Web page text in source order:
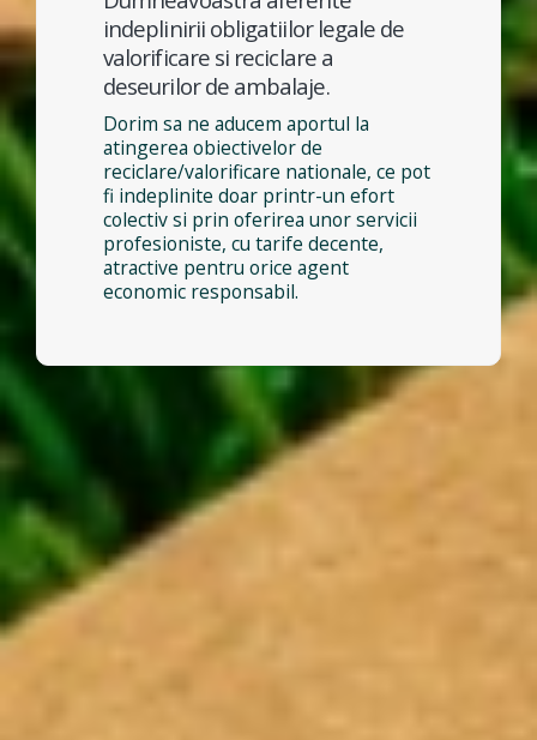
indeplinirii obligatiilor legale de
valorificare si reciclare a
deseurilor de ambalaje.
Dorim sa ne aducem aportul la
atingerea obiectivelor de
reciclare/valorificare nationale, ce pot
fi indeplinite doar printr-un efort
colectiv si prin oferirea unor servicii
profesioniste, cu tarife decente,
atractive pentru orice agent
economic responsabil.